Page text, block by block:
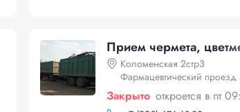
Прием чермета,
Коломенская 2стр3
Фармацевтический проезд
Закрыто откроется в пт